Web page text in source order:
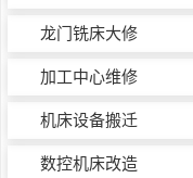
龙门铣床大修
加工中心维修
机床设备搬迁
数控机床改造